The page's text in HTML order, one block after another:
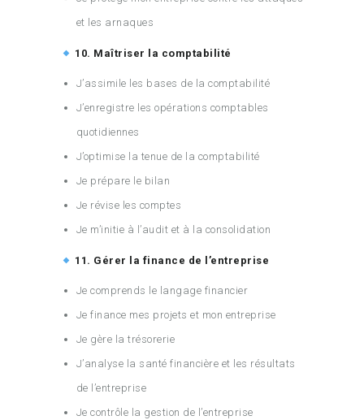
et les arnaques
10. Maîtriser la comptabilité
J’assimile les bases de la comptabilité
J’enregistre les opérations comptables
quotidiennes
J’optimise la tenue de la comptabilité
Je prépare le bilan
Je révise les comptes
Je m’initie à l’audit et à la consolidation
11. Gérer la finance de l’entreprise
Je comprends le langage financier
Je finance mes projets et mon entreprise
Je gère la trésorerie
J’analyse la santé financière et les résultats
de l’entreprise
Je contrôle la gestion de l’entreprise